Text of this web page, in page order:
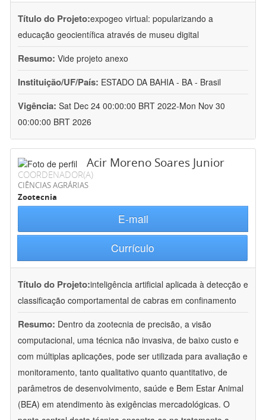
Título do Projeto:expogeo virtual: popularizando a
educação geocientífica através de museu digital
Resumo: Vide projeto anexo
Instituição/UF/País: ESTADO DA BAHIA - BA - Brasil
Vigência: Sat Dec 24 00:00:00 BRT 2022-Mon Nov 30
00:00:00 BRT 2026
Acir Moreno Soares Junior
COORDENADOR(A)
CIÊNCIAS AGRÁRIAS
Zootecnia
E-mail
Currículo
Título do Projeto:inteligência artificial aplicada à detecção e
classificação comportamental de cabras em confinamento
Resumo: Dentro da zootecnia de precisão, a visão
computacional, uma técnica não invasiva, de baixo custo e
com múltiplas aplicações, pode ser utilizada para avaliação e
monitoramento, tanto qualitativo quanto quantitativo, de
parâmetros de desenvolvimento, saúde e Bem Estar Animal
(BEA) em atendimento às exigências mercadológicas. O